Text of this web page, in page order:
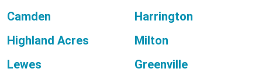
Camden
Harrington
Highland Acres
Milton
Lewes
Greenville